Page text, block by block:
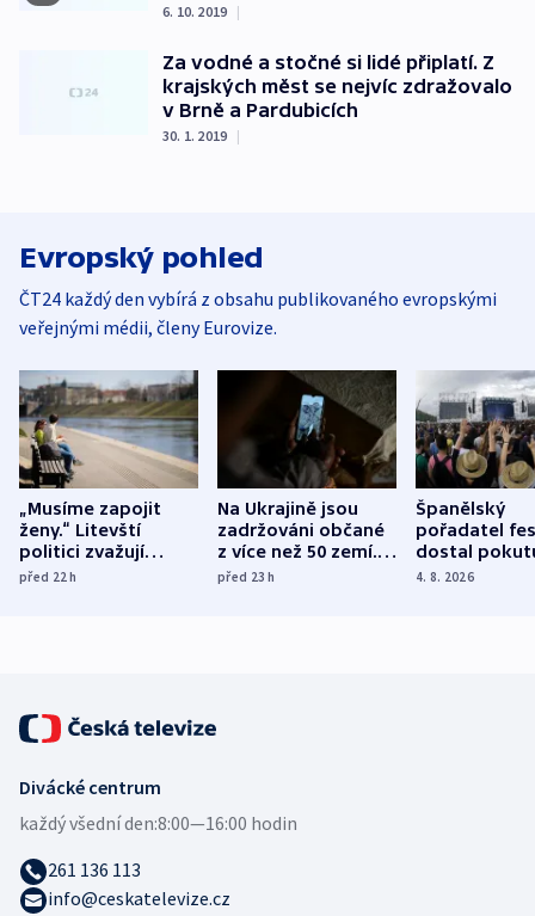
6. 10. 2019 |
Za vodné a stočné si lidé připlatí. Z
krajských měst se nejvíc zdražovalo
v Brně a Pardubicích
30. 1. 2019 |
Evropský pohled
ČT24 každý den vybírá z obsahu publikovaného evropskými
veřejnými médii, členy Eurovize.
„Musíme zapojit
ženy.“ Litevští
politici zvažují
dohodu o
před 22h
Na Ukrajině jsou
zadržováni občané
z více než 50 zemí.
Bojovali na straně
před 23h
Španělský
pořadatel
dostal
nekalé
4. 8. 2026
Divácké centrum
každý všední den:8:00—16:00 hodin
261 136 113
info@ceskatelevize.cz